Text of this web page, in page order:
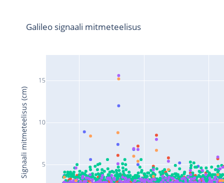
5
10
15
Galileo signaali mitmeteelisus
Signaali mitmeteelisus (cm)